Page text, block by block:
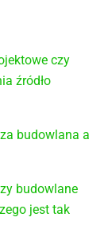
czy
źródło
budowlana a
budowlane
jest tak